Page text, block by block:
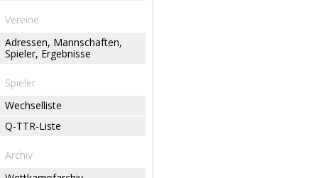
Vereine
Adressen, Mannschaften,
Spieler, Ergebnisse
Spieler
Wechselliste
Q-TTR-Liste
Archiv